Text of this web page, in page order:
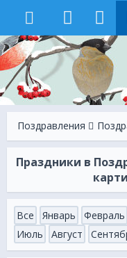
Поздравления
Праздники в
Все Январь Февраль
Июль
Август